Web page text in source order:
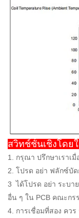
สวิทช์ชั้นเชิงโดย
1. กรุณา ปรึกษาเราเ
2. โปรด อย่า ฟลักซ์บั
3 ได้โปรด อย่า ระบ
อื่น ๆ ใน PCB คณะกร
4. การเชื่อมที่สอง คว